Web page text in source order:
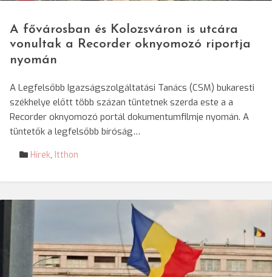
A fővárosban és Kolozsváron is utcára
vonultak a Recorder oknyomozó riportja
nyomán
A Legfelsőbb Igazságszolgáltatási Tanács (CSM) bukaresti
székhelye előtt több százan tüntetnek szerda este a a
Recorder oknyomozó portál dokumentumfilmje nyomán. A
tüntetők a legfelsőbb bíróság…
Hírek, Itthon